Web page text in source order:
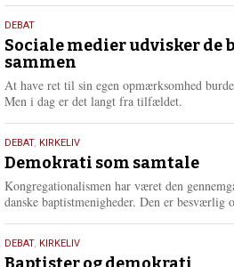
18.
maj
2026
DEBAT
Sociale medier udvisker de
sammen
At have ret til sin egen opmærksomhed
Men i dag er det langt fra tilfældet.
18.
maj
2026
DEBAT, KIRKELIV
Demokrati som samtale
Kongregationalismen har været den
danske baptistmenigheder. Den er besværlig
18.
DEBAT, KIRKELIV
Baptister og demokrati